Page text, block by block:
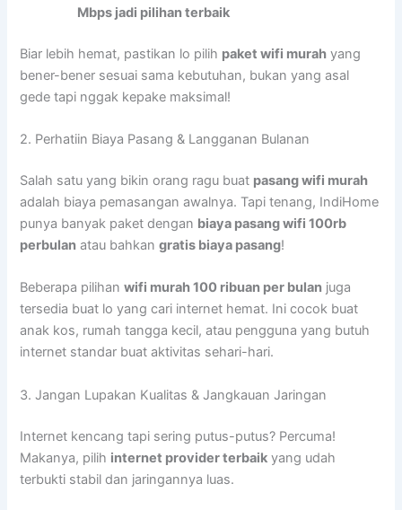
Mbps jadi pilihan terbaik
Biar lebih hemat, pastikan lo pilih paket wifi murah yang
bener-bener sesuai sama kebutuhan, bukan yang asal
gede tapi nggak kepake maksimal!
2. Perhatiin Biaya Pasang & Langganan Bulanan
Salah satu yang bikin orang ragu buat pasang wifi murah
adalah biaya pemasangan awalnya. Tapi tenang, IndiHome
punya banyak paket dengan biaya pasang wifi 100rb
perbulan atau bahkangratis biaya pasang!
Beberapa pilihanwifi murah 100 ribuan per bulan juga
tersedia buat lo yang cari internet hemat. Ini cocok buat
anak kos, rumah tangga kecil, atau pengguna yang butuh
internet standar buat aktivitas sehari-hari.
3. Jangan Lupakan Kualitas & Jangkauan Jaringan
Internet kencang tapi sering putus-putus? Percuma!
Makanya, pilih internet provider terbaik yang udah
terbukti stabil dan jaringannya luas.